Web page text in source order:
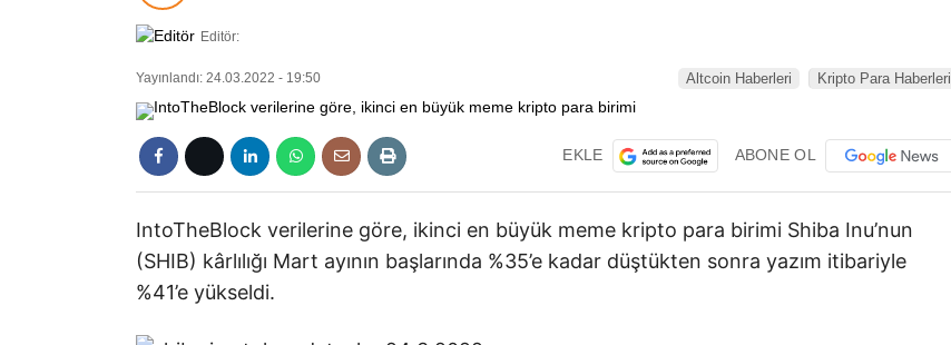
Editör:
Yayınlandı: 24.03.2022 - 19:50 Altcoin Haberleri Kripto Para Haberleri
EKLE ABONE OL
IntoTheBlock verilerine göre, ikinci en büyük meme kripto para birimi Shiba Inu’nun
(SHIB) kârlılığı Mart ayının başlarında %35’e kadar düştükten sonra yazım itibariyle
%41’e yükseldi.